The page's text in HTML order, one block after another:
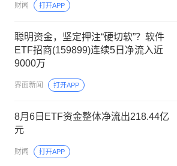
财闻 打开APP
聪明资金，坚定押注“硬切软”？软件
ETF招商(159899)连续5日净流入近
9000万
界面新闻 打开APP
8月6日ETF资金整体净流出218.44亿
元
财闻 打开APP